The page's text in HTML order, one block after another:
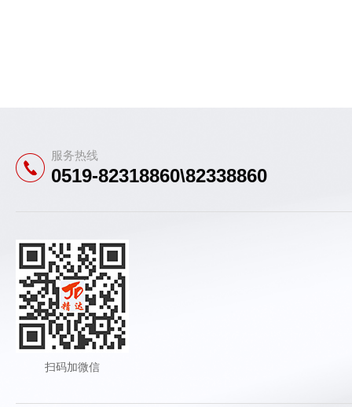
服务热线
0519-82318860\82338860
扫码加微信